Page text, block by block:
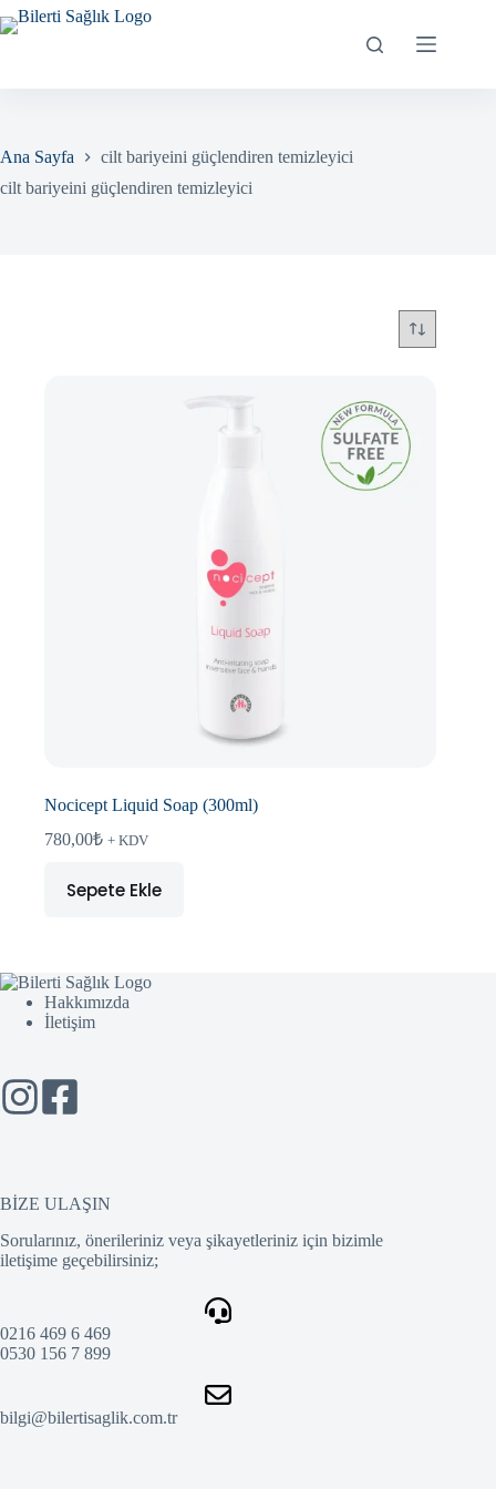
Skip
to
Ana Sayfa
cilt bariyeini güçlendiren temizleyici
cilt bariyeini güçlendiren temizleyici
Nocicept Liquid Soap (300ml)
780,00₺ + KDV
Sepete Ekle
Hakkımızda
İletişim
BİZE ULAŞIN
Sorularınız, önerileriniz veya şikayetleriniz için bizimle
iletişime geçebilirsiniz;
0216 469 6 469
0530 156 7 899
bilgi@bilertisaglik.com.tr